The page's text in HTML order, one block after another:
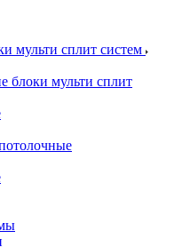
мульти сплит систем
блоки мульти сплит